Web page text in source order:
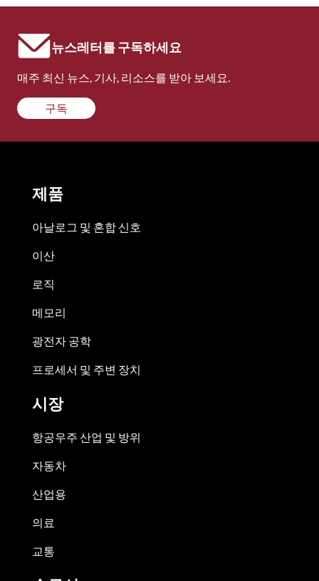
뉴스레터를 구독하세요
매주 최신 뉴스, 기사, 리소스를 받아 보세요.
구독
제품
아날로그 및 혼합 신호
이산
로직
메모리
광전자 공학
프로세서 및 주변 장치
시장
항공우주 산업 및 방위
자동차
산업용
의료
교통